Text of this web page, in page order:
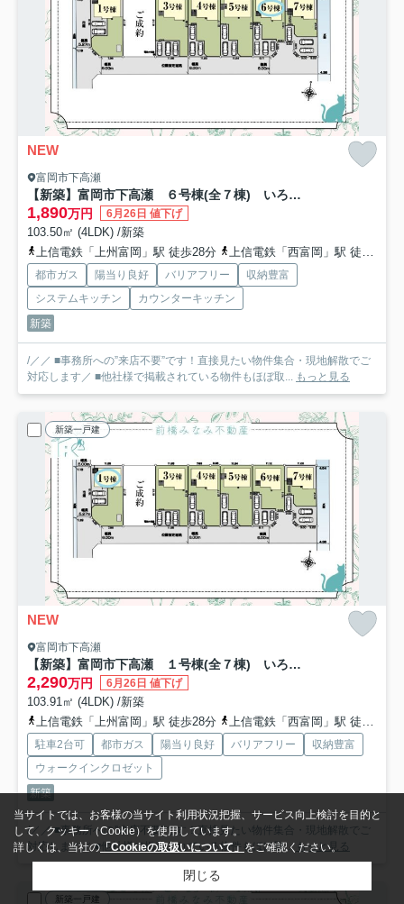
NEW
富岡市下高瀬
【新築】富岡市下高瀬 ６号棟(全７棟) いろどりアイタウン 新築建売分譲
1,890万円 6月26日 値下げ
103.50㎡ (4LDK) /新築
上信電鉄「上州富岡」駅 徒歩28分
上信電鉄「西富岡」駅 徒歩19分
都市ガス 陽当り良好 バリアフリー
収納豊富
システムキッチン
カウンターキッチン
新築
/／／ ■事務所への”来店不要”です！直接見たい物件集合・現地解散でご
対応します／ ■他社様で掲載されている物件もほぼ取... もっと見る
新築一戸建
NEW
富岡市下高瀬
【新築】富岡市下高瀬 １号棟(全７棟) いろどりアイタウン 新築建売分譲
2,290万円 6月26日 値下げ
103.91㎡ (4LDK) /新築
上信電鉄「上州富岡」駅 徒歩28分
上信電鉄「西富岡」駅 徒歩19分
駐車2台可 都市ガス 陽当り良好 バリアフリー
収納豊富
ウォークインクロゼット
新築
/／／ ■事務所への”来店不要”です！直接見たい物件集合・現地解散でご
対応します／ ■他社様で掲載されている物件もほぼ取... もっと見る
新築一戸建
当サイトでは、お客様の当サイト利用状況把握、サービス向上検討を目的と
して、クッキー（Cookie）を使用しています。
詳しくは、当社の 「Cookieの取扱いについて」 をご確認ください。
閉じる